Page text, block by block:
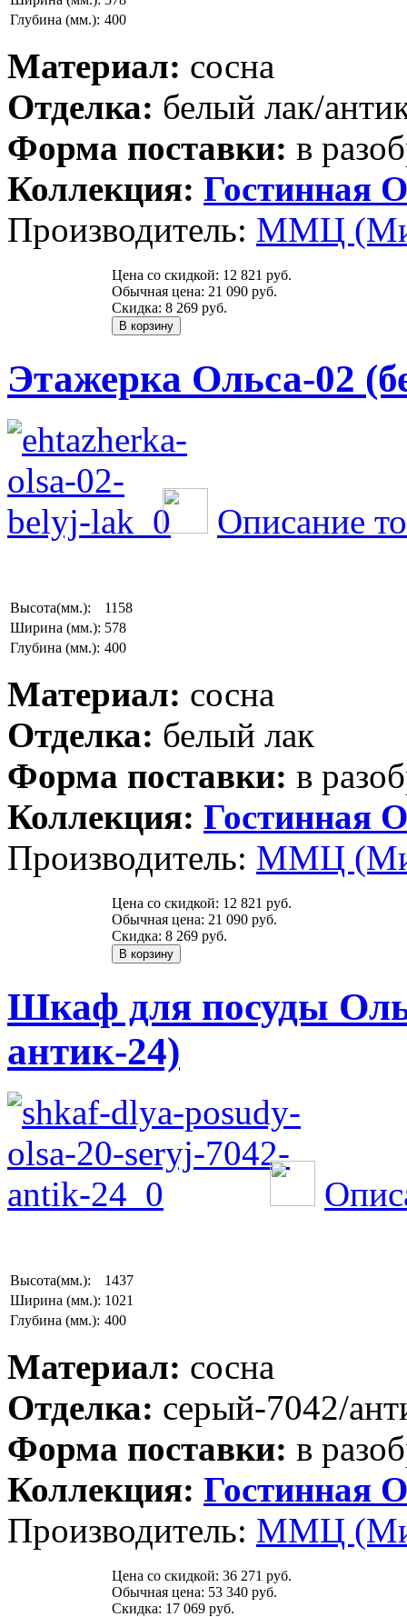
Глубина (мм.): 400
Материал: сосна
Отделка: белый лак/
Форма поставки: в
Коллекция: Гостинная
Производитель: ММЦ
Цена со скидкой: 12 821 руб.
Обычная цена: 21 090 руб.
Скидка: 8 269 руб.
Этажерка Ольса-02
Описание
Высота(мм.):
1158
Ширина (мм.): 578
Глубина (мм.): 400
Материал: сосна
Отделка: белый лак
Форма поставки: в
Коллекция: Гостинная
Производитель: ММЦ
Цена со скидкой: 12 821 руб.
Обычная цена: 21 090 руб.
Скидка: 8 269 руб.
Шкаф для посуды
антик-24)
Высота(мм.):
1437
Ширина (мм.): 1021
Глубина (мм.): 400
Материал: сосна
Отделка: серый-7042/
Форма поставки: в
Коллекция: Гостинная
Производитель: ММЦ
Цена со скидкой: 36 271 руб.
Обычная цена: 53 340 руб.
Скидка: 17 069 руб.